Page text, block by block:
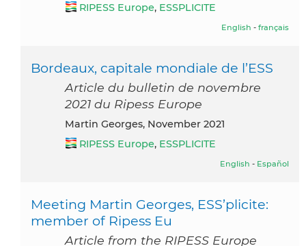
RIPESS Europe, ESSPLICITE
English - français
Bordeaux, capitale mondiale de l’ESS
Article du bulletin de novembre
2021 du Ripess Europe
Martin Georges, November 2021
RIPESS Europe, ESSPLICITE
English - Español
Meeting Martin Georges, ESS’plicite:
member of Ripess Eu
Article from the RIPESS Europe